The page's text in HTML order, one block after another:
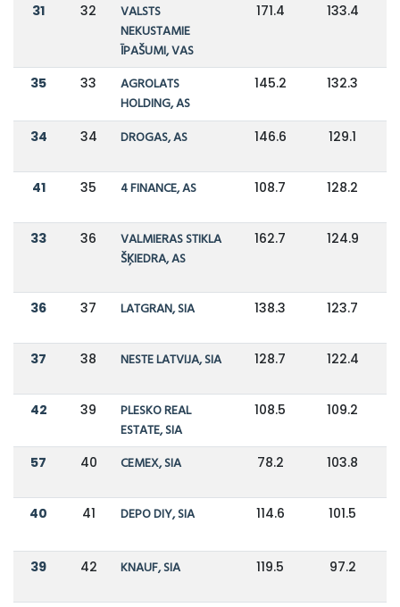
31 32
VALSTS
NEKUSTAMIE
ĪPAŠUMI, VAS
171.4 133.4
35 33
AGROLATS
HOLDING, AS
145.2 132.3
34 34 DROGAS, AS 146.6 129.1
41 35 4 FINANCE, AS 108.7 128.2
33 36
VALMIERAS STIKLA
ŠĶIEDRA, AS
162.7 124.9
36 37 LATGRAN, SIA 138.3 123.7
37 38 NESTE LATVIJA, SIA 128.7 122.4
42 39
PLESKO REAL
ESTATE, SIA
108.5 109.2
57 40 CEMEX, SIA 78.2 103.8
40 41 DEPO DIY, SIA 114.6 101.5
39 42 KNAUF, SIA 119.5 97.2